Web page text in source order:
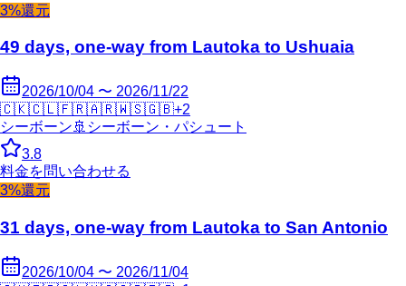
3%還元
49 days, one-way from Lautoka to Ushuaia
2026/10/04 〜 2026/11/22
🇨🇰🇨🇱🇫🇷🇦🇷🇼🇸🇬🇧+2
シーボーン 🚢 シーボーン・パシュート
3.8
料金を問い合わせる
3%還元
31 days, one-way from Lautoka to San Antonio
2026/10/04 〜 2026/11/04